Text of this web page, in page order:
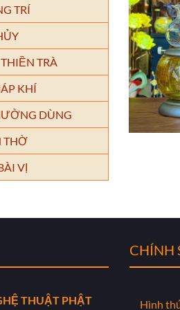
TRÍ
TRÀ
KHÍ
DÙNG
THỜ
VỊ
THUẬT PHẬT
CHÍNH
Hình